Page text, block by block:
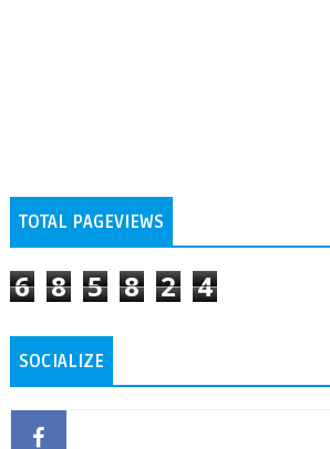
TOTAL PAGEVIEWS
6 8 5 8 2 4
SOCIALIZE